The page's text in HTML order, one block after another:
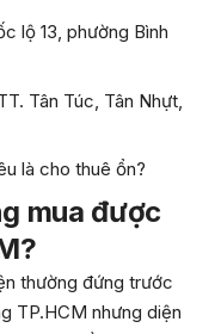
lộ 13, phường Bình
Tân Túc, Tân Nhựt,
là cho thuê ổn?
mua được
thường đứng trước
TP.HCM nhưng diện